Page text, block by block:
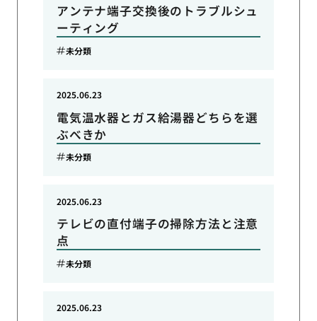
アンテナ端子交換後のトラブルシュ
ーティング
未分類
電気温水器とガス給湯器どちらを選
ぶべきか
2025.06.23
未分類
テレビの直付端子の掃除方法と注意
点
2025.06.23
未分類
2025.06.23